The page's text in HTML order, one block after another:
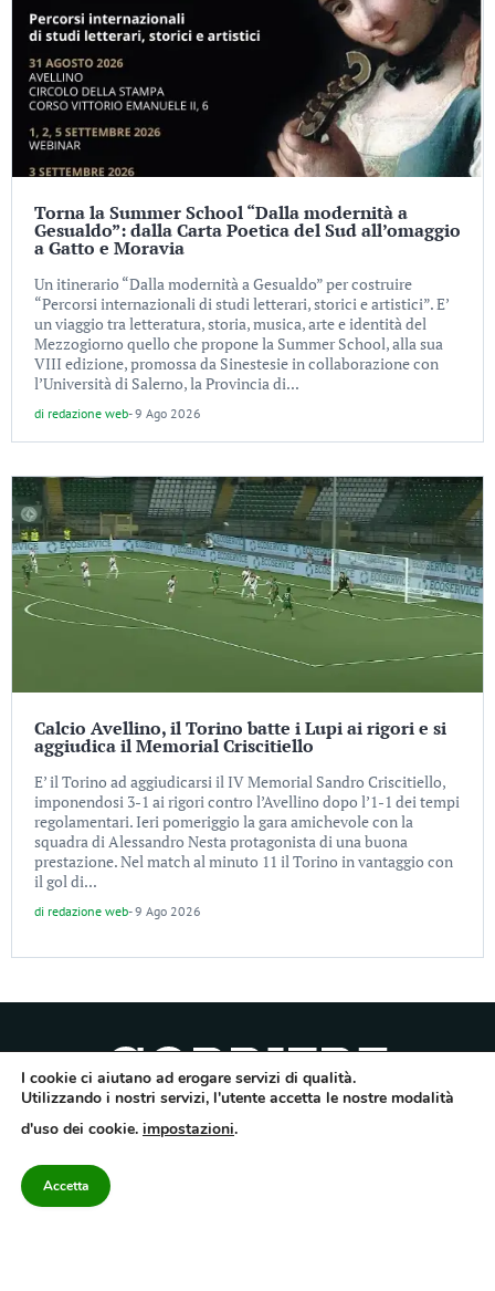
Torna la Summer School “Dalla modernità a
Gesualdo”: dalla Carta Poetica del Sud all’omaggio
a Gatto e Moravia
Un itinerario “Dalla modernità a Gesualdo” per costruire
“Percorsi internazionali di studi letterari, storici e artistici”. E’
un viaggio tra letteratura, storia, musica, arte e identità del
Mezzogiorno quello che propone la Summer School, alla sua
VIII edizione, promossa da Sinestesie in collaborazione con
l’Università di Salerno, la Provincia di...
di redazione web-9 Ago 2026
Calcio Avellino, il Torino batte i Lupi ai rigori e si
aggiudica il Memorial Criscitiello
E’ il Torino ad aggiudicarsi il IV Memorial Sandro Criscitiello,
imponendosi 3-1 ai rigori contro l’Avellino dopo l’1-1 dei tempi
regolamentari. Ieri pomeriggio la gara amichevole con la
squadra di Alessandro Nesta protagonista di una buona
prestazione. Nel match al minuto 11 il Torino in vantaggio con
il gol di...
di redazione web-9 Ago 2026
10/9/2012. Iscritto nel Registro Operatori di Comunicazione al n.7671
Avellino – Cap.Soc. 20.000 € – REA 187346 – PI/CF. Reg. naz. stampa 10218/99
I cookie ci aiutano ad erogare servizi di qualità.
Utilizzando i nostri servizi, l'utente accetta le nostre modalità
d'uso dei cookie. impostazioni.
Accetta